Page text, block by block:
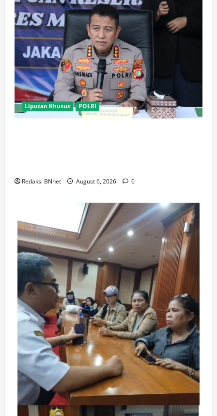
Liputan Khusus POLRI
Redaksi BNnet August 6, 2026 0